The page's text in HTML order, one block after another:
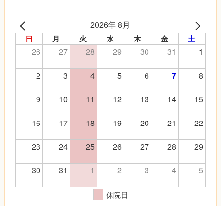
2026年 8月
日 月 火 水 木 金 土
26 27 28 29 30 31
1
2
3 4 5 6 7
8
9
10 11 12 13 14
15
16
17 18 19 20 21
22
23
24 25 26 27 28
29
30
31 1 2 3 4 5
休院日